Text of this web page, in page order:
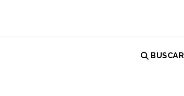
BUSCAR